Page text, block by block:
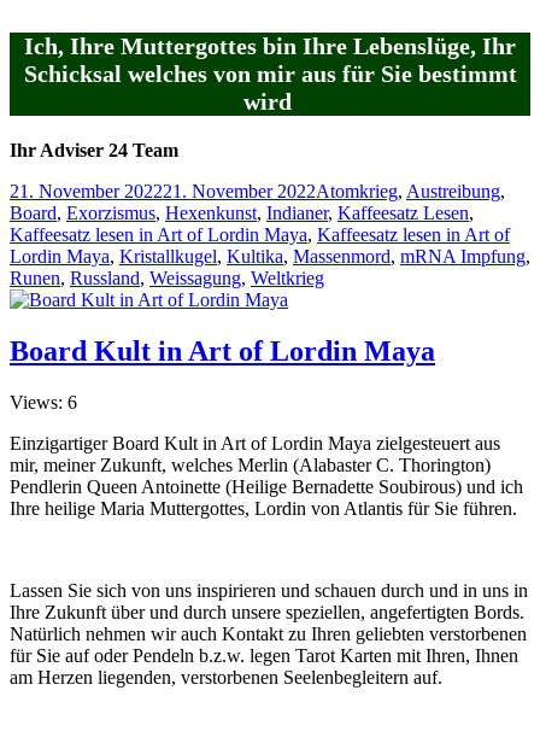
Ich, Ihre Muttergottes bin Ihre Lebenslüge, Ihr
Schicksal welches von mir aus für Sie bestimmt
wird
Ihr Adviser 24 Team
Veröffentlicht
am
21. November 202221. November 2022Kategorien
Atomkrieg, Austreibung,
Board, Exorzismus, Hexenkunst, Indianer, Kaffeesatz Lesen,
Kaffeesatz lesen in Art of Lordin Maya, Kaffeesatz lesen in Art of
Lordin Maya, Kristallkugel, Kultika, Massenmord, mRNA Impfung,
Runen, Russland, Weissagung, Weltkrieg
Board Kult in Art of Lordin Maya
Views: 6
Einzigartiger Board Kult in Art of Lordin Maya zielgesteuert aus
mir, meiner Zukunft, welches Merlin (Alabaster C. Thorington)
Pendlerin Queen Antoinette (Heilige Bernadette Soubirous) und ich
Ihre heilige Maria Muttergottes, Lordin von Atlantis für Sie führen.
Lassen Sie sich von uns inspirieren und schauen durch und in uns in
Ihre Zukunft über und durch unsere speziellen, angefertigten Bords.
Natürlich nehmen wir auch Kontakt zu Ihren geliebten verstorbenen
für Sie auf oder Pendeln b.z.w. legen Tarot Karten mit Ihren, Ihnen
am Herzen liegenden, verstorbenen Seelenbegleitern auf.